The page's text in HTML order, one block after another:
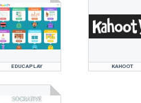
EDUCAPLAY KAHOOT